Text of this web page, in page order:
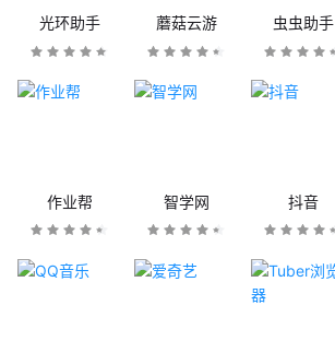
光环助手 蘑菇云游 虫虫助手
作业帮 智学网 抖音